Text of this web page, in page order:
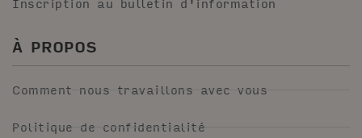
À PROPOS
Comment nous travaillons avec vous
Politique de confidentialité